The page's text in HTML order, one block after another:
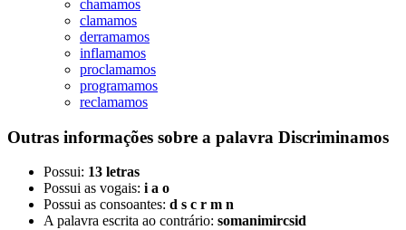
chamamos
clamamos
derramamos
inflamamos
proclamamos
programamos
reclamamos
Outras informações sobre a palavra Discriminamos
Possui: 13 letras
Possui as vogais: i a o
Possui as consoantes: d s c r m n
A palavra escrita ao contrário: somanimircsid